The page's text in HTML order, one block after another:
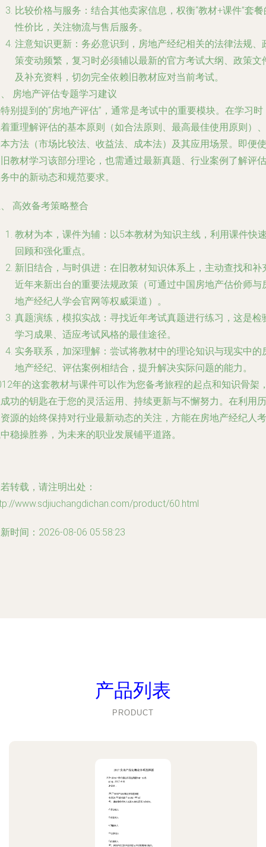
比较价格与服务：结合其他卖家信息，权衡“教材+课件”套餐
性价比，关注物流与售后服务。
注意知识更新：务必意识到，房地产经纪相关的法律法规、
策变动频繁，复习时必须辅以最新的官方考试大纲、政策文
及补充资料，切勿完全依赖旧教材应对当前考试。
房地产评估专题学习建议
别提到的“房地产评估”，通常是考试中的重要模块。在学习时
重理解评估的基本原则（如合法原则、最高最佳使用原则）、
方法（市场比较法、收益法、成本法）及其应用场景。即便使
教材学习该部分理论，也需通过最新真题、行业案例了解评估
中的新动态和规范要求。
高效备考策略整合
教材为本，课件为辅 ：以5本教材为知识主线，利用课件快
回顾和强化重点。
新旧结合，与时俱进 ：在旧教材知识体系上，主动查找和补
近年来新出台的重要法规政策（可通过中国房地产估价师与
地产经纪人学会官网等权威渠道）。
真题演练，模拟实战 ：寻找近年考试真题进行练习，这是检
学习成果、适应考试风格的最佳途径。
实务联系，加深理解 ：尝试将教材中的理论知识与现实中的
地产经纪、评估案例相结合，提升解决实际问题的能力。
年的这套教材与课件可以作为您备考旅程的起点和知识骨架
功的钥匙在于您的灵活运用、持续更新与不懈努力。在利用历
源的始终保持对行业最新动态的关注，方能在房地产经纪人考
稳操胜券，为未来的职业发展铺平道路。
转载，请注明出处：
www.sdjiuchangdichan.com/product/60.html
时间：2026-08-06 05:58:23
产品列表
PRODUCT